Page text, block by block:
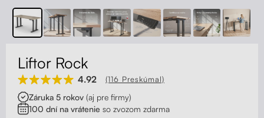
Kolieska
Stojany na monitor - Riser
Skrinky so zásuvkami a zásuvky
Kontakt
Liftor Rock
4.92 (116 Preskúmal)
Záruka 5 rokov (aj pre firmy)
100 dní na vrátenie so zvozom zdarma